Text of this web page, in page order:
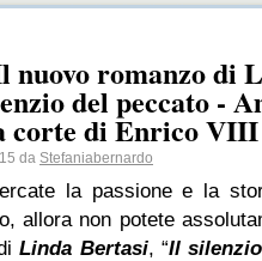
nuovo romanzo di
del peccato -
corte di Enrico VIII
da Stefaniabernardo
la passione e la
allora non potete
Linda Bertasi, “Il